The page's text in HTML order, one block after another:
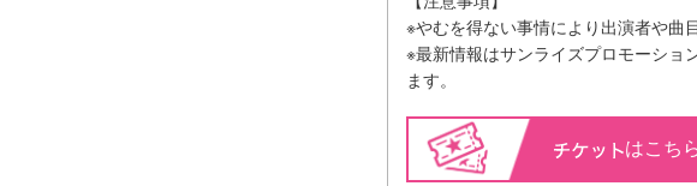
※やむを得ない事情により出演者や曲
※最新情報はサンライズプロモーショ
ます。
はこち